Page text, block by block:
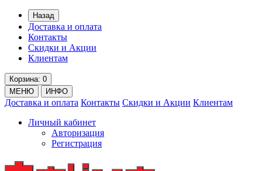
Назад
Доставка и оплата
Контакты
Скидки и Акции
Клиентам
Корзина: 0
МЕНЮ
ИНФО
Доставка и оплата Контакты Скидки и Акции Клиентам
Личный кабинет
Авторизация
Регистрация